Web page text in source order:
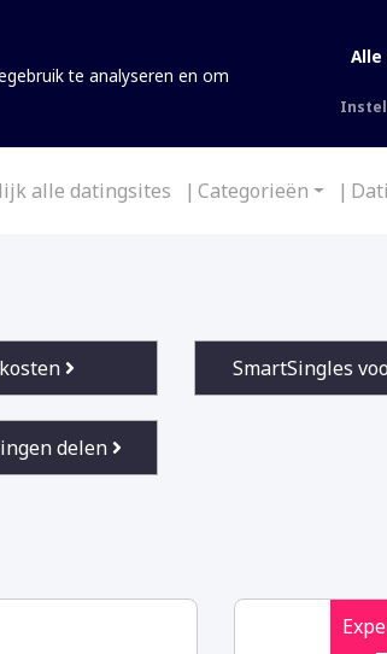
alle datingsites Categorieën
SmartSingles
delen
te analyseren en om